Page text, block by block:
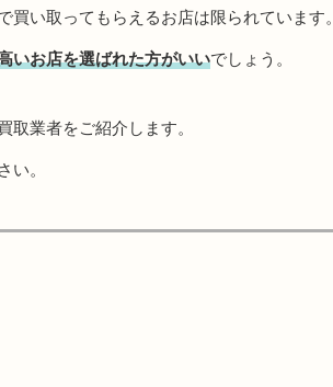
い取ってもらえるお店は限られています。
いお店を選ばれた方がいいでしょう。
業者をご紹介します。
。